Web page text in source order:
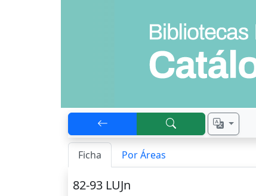
Ficha Por Áreas
82-93 LUJn